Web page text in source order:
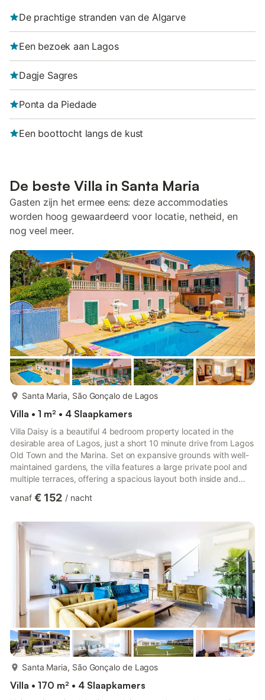
De prachtige stranden van de Algarve
Een bezoek aan Lagos
Dagje Sagres
Ponta da Piedade
Een boottocht langs de kust
De beste Villa in Santa Maria
Gasten zijn het ermee eens: deze accommodaties
worden hoog gewaardeerd voor locatie, netheid, en
nog veel meer.
Santa Maria, São Gonçalo de Lagos
Villa • 1 m² • 4 Slaapkamers
Villa Daisy is a beautiful 4 bedroom property located in the
desirable area of Lagos, just a short 10 minute drive from Lagos
Old Town and the Marina. Set on expansive grounds with well-
maintained gardens, the villa features a large private pool and
multiple terraces, offering a spacious layout both inside and
tranquillity. For Golf lovers, the renowned Boavista Golf Course
conditioning/heating in the bedrooms and lounge, WiFi, and
pool heating are included. Villa Daisy is located in the r...
vanaf € 152 / nacht
Santa Maria, São Gonçalo de Lagos
Villa • 170 m² • 4 Slaapkamers